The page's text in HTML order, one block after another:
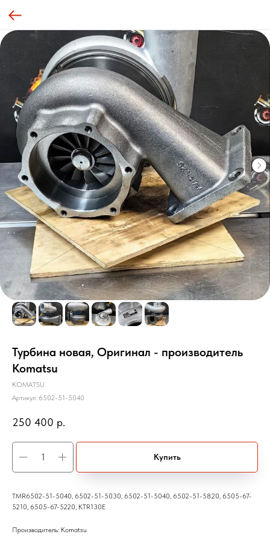
Турбина новая, Оригинал - производитель
Komatsu
KOMATSU
Артикул: 6502-51-5040
250 400 р.
Купить
TMR6502-51-5040, 6502-51-5030, 6502-51-5040, 6502-51-5820, 6505-67-
5210, 6505-67-5220, KTR130E
Производитель: Komatsu